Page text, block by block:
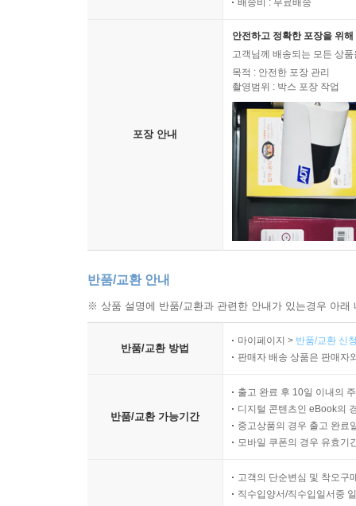
배송비 : 무료배송
포장 안내
안전하고 정확한 포장을 위
고객님께 배송되는 모든 상
목적 : 안전한 포장 관리
촬영범위 : 박스 포장 작업
반품/교환 안내
※ 상품 설명에 반품/교환과 관련한 안내가 있는경우 아
반품/교환 방법
마이페이지 > 반품/교환 신
판매자 배송 상품은 판매자
반품/교환 가능기간
출고 완료 후 10일 이내의
디지털 콘텐츠인 eBook의
중고상품의 경우 출고 완료
모바일 쿠폰의 경우 유효기
고객의 단순변심 및 착오구
직수입양서/직수입일서중